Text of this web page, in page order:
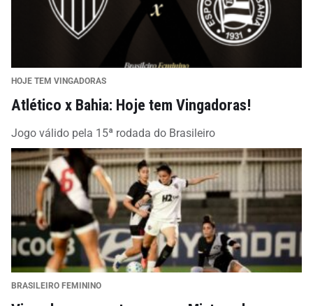
HOJE TEM VINGADORAS
Atlético x Bahia: Hoje tem Vingadoras!
Jogo válido pela 15ª rodada do Brasileiro
BRASILEIRO FEMININO